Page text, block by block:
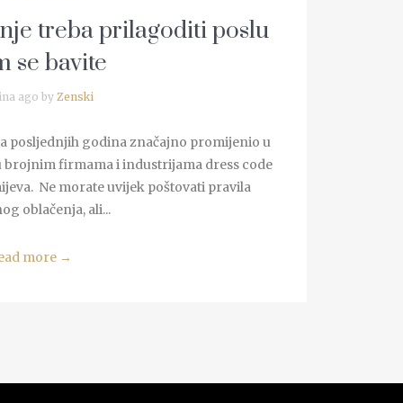
treba prilagoditi poslu
se bavite
ago byZenski
posljednjih godina značajno promijenio u
firmama i industrijama dress code
Ne morate uvijek poštovati pravila
oblačenja, ali...
more →